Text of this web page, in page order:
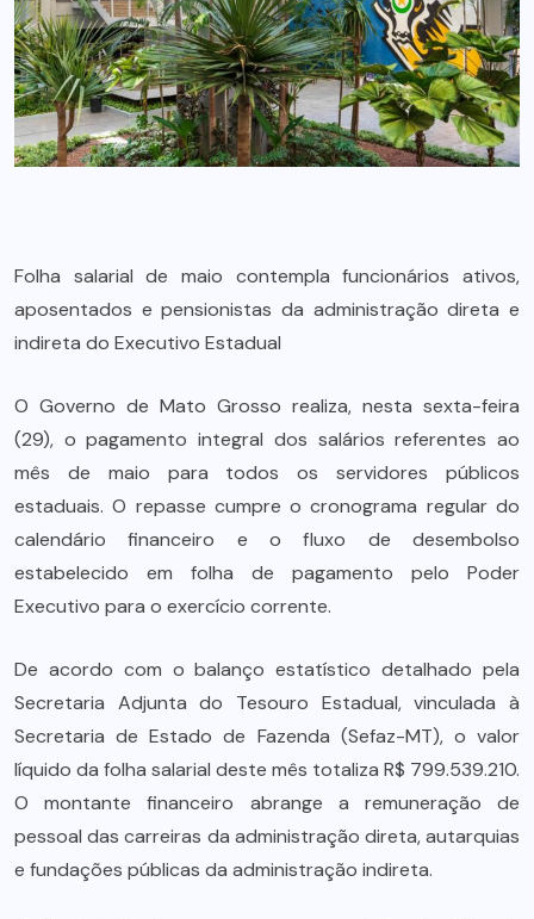
Folha salarial de maio contempla funcionários ativos,
aposentados e pensionistas da administração direta e
indireta do Executivo Estadual
O Governo de Mato Grosso realiza, nesta sexta-feira
(29), o pagamento integral dos salários referentes ao
mês de maio para todos os servidores públicos
estaduais. O repasse cumpre o cronograma regular do
calendário financeiro e o fluxo de desembolso
estabelecido em folha de pagamento pelo Poder
Executivo para o exercício corrente.
De acordo com o balanço estatístico detalhado pela
Secretaria Adjunta do Tesouro Estadual, vinculada à
Secretaria de Estado de Fazenda (Sefaz-MT), o valor
líquido da folha salarial deste mês totaliza R$ 799.539.210.
O montante financeiro abrange a remuneração de
pessoal das carreiras da administração direta, autarquias
e fundações públicas da administração indireta.